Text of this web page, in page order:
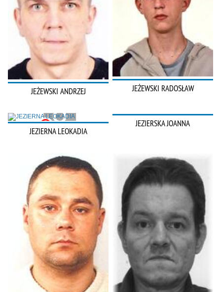
JEŻEWSKI ANDRZEJ JEŻEWSKI RADOSŁAW
JEZIERNA LEOKADIA
JEZIERSKA JOANNA